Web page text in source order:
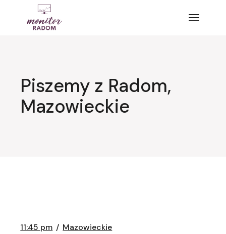
Piszemy z Radom,
Mazowieckie
11:45 pm Mazowieckie